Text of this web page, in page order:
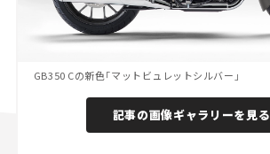
GB350 Cの新色「マットビュレットシルバー」
記事の画像ギャラリーを見る